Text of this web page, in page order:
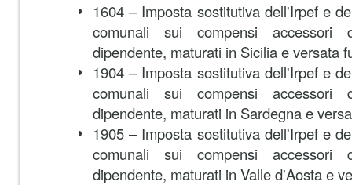
1604 – Imposta sostitutiva dell'Irpef e
comunali sui compensi
dipendente, maturati in Sicilia e versata
1904 – Imposta sostitutiva dell'Irpef e
comunali sui compensi
dipendente, maturati in Sardegna e
1905 – Imposta sostitutiva dell'Irpef e
comunali sui compensi
dipendente, maturati in Valle d'Aosta e